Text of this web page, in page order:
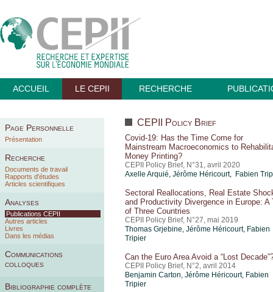
ACCUEIL LE CEPII RECHERCHE
Page Personnelle
Présentation
Recherche
Documents de travail
Rapports d'études
Articles scientifiques
Analyses
Publications CEPII
Autres articles
Livres
Dans les médias
Communications
colloques
Bibliographie complète
CEPII Policy Brief
Covid-19: Has the Time Come for
Mainstream Macroeconomics to
Money Printing?
CEPII Policy Brief, N°31, avril 2020
Axelle Arquié, Jérôme Héricourt, Fabien
Sectoral Reallocations, Real Estate
and Productivity Divergence in Europe: A
of Three Countries
CEPII Policy Brief, N°27, mai 2019
Thomas Grjebine, Jérôme Héricourt, Fabien
Tripier
Can the Euro Area Avoid a “Lost
CEPII Policy Brief, N°2, avril 2014
Benjamin Carton, Jérôme Héricourt, Fabien
Tripier